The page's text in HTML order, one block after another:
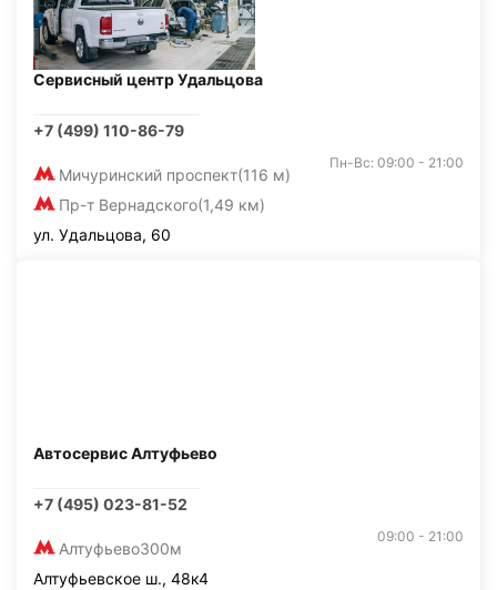
Сервисный центр Удальцова
+7 (499) 110-86-79
Мичуринский проспект(116 м)
Пр-т Вернадского(1,49 км)
Пн-Вс: 09:00 - 21:00
ул. Удальцова, 60
Автосервис Алтуфьево
+7 (495) 023-81-52
Алтуфьево300м
09:00 - 21:00
Алтуфьевское ш., 48к4